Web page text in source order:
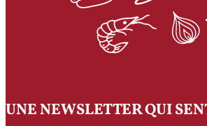
UNE NEWSLETTER QUI